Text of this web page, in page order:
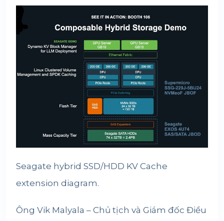
Seagate hybrid SSD/HDD KV Cache
extension diagram.
Ông Vik Malyala – Chủ tịch và Giám đốc Điều